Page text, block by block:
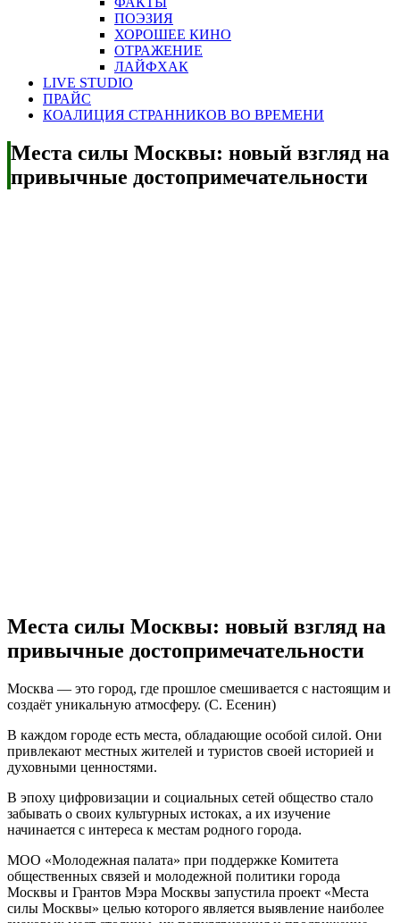
ПОЭЗИЯ
ХОРОШЕЕ КИНО
ОТРАЖЕНИЕ
ЛАЙФХАК
LIVE STUDIO
ПРАЙС
КОАЛИЦИЯ СТРАННИКОВ ВО ВРЕМЕНИ
Места силы Москвы: новый взгляд на
привычные достопримечательности
Места силы Москвы: новый взгляд на
привычные достопримечательности
Москва — это город, где прошлое смешивается с настоящим и
создаёт уникальную атмосферу. (С. Есенин)
В каждом городе есть места, обладающие особой силой. Они
привлекают местных жителей и туристов своей историей и
духовными ценностями.
В эпоху цифровизации и социальных сетей общество стало
забывать о своих культурных истоках, а их изучение
начинается с интереса к местам родного города.
МОО «Молодежная палата» при поддержке Комитета
общественных связей и молодежной политики города
Москвы и Грантов Мэра Москвы запустила проект «Места
силы Москвы» целью которого является выявление наиболее